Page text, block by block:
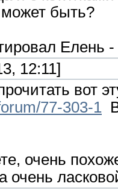
может быть?
Елень -
12:11]
вот
77-303-1
очень
очень